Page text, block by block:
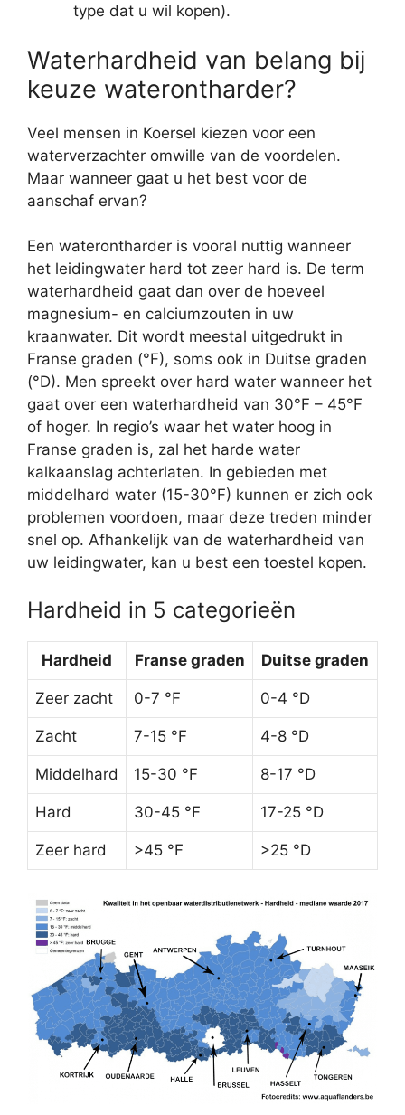
type dat u wil kopen).
Waterhardheid van belang bij
keuze waterontharder?
Veel mensen in Koersel kiezen voor een
waterverzachter omwille van de voordelen.
Maar wanneer gaat u het best voor de
aanschaf ervan?
Een waterontharder is vooral nuttig wanneer
het leidingwater hard tot zeer hard is. De term
waterhardheid gaat dan over de hoeveel
magnesium- en calciumzouten in uw
kraanwater. Dit wordt meestal uitgedrukt in
Franse graden (°F), soms ook in Duitse graden
(°D). Men spreekt over hard water wanneer het
gaat over een waterhardheid van 30°F – 45°F
of hoger. In regio’s waar het water hoog in
Franse graden is, zal het harde water
kalkaanslag achterlaten. In gebieden met
middelhard water (15-30°F) kunnen er zich ook
problemen voordoen, maar deze treden minder
snel op. Afhankelijk van de waterhardheid van
uw leidingwater, kan u best een toestel kopen.
Hardheid in 5 categorieën
Hardheid Franse graden Duitse graden
Zeer zacht 0-7 °F 0-4 °D
Zacht 7-15 °F 4-8 °D
Middelhard 15-30 °F 8-17 °D
Hard 30-45 °F 17-25 °D
Zeer hard >45 °F >25 °D